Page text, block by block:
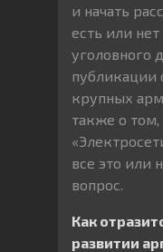
и начать
есть или
уголовного
публикации
крупных
также о
все это или
вопрос.
Как
развитии